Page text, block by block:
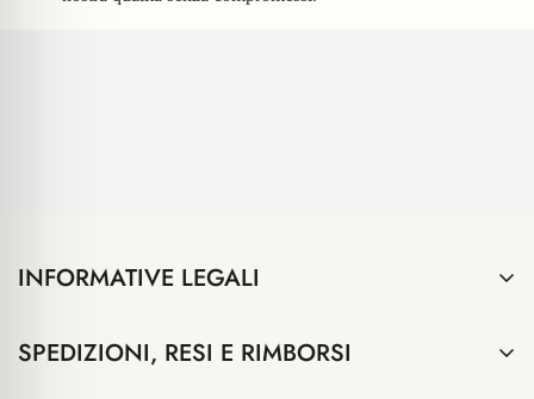
INFORMATIVE LEGALI
Privacy Policy
SPEDIZIONI, RESI E RIMBORSI